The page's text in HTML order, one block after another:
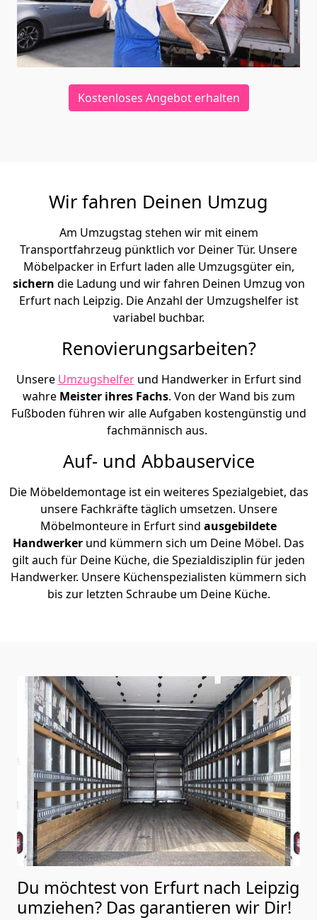
Kostenloses Angebot erhalten
Wir fahren Deinen Umzug
Am Umzugstag stehen wir mit einem
Transportfahrzeug pünktlich vor Deiner Tür. Unsere
Möbelpacker in Erfurt laden alle Umzugsgüter ein,
sichern die Ladung und wir fahren Deinen Umzug von
Erfurt nach Leipzig. Die Anzahl der Umzugshelfer ist
variabel buchbar.
Renovierungsarbeiten?
Unsere Umzugshelferund Handwerker in Erfurt sind
wahre Meister ihres Fachs. Von der Wand bis zum
Fußboden führen wir alle Aufgaben kostengünstig und
fachmännisch aus.
Auf- und Abbauservice
Die Möbeldemontage ist ein weiteres Spezialgebiet, das
unsere Fachkräfte täglich umsetzen. Unsere
Möbelmonteure in Erfurt sind ausgebildete
Handwerker und kümmern sich um Deine Möbel. Das
gilt auch für Deine Küche, die Spezialdisziplin für jeden
Handwerker. Unsere Küchenspezialisten kümmern sich
bis zur letzten Schraube um Deine Küche.
Du möchtest von Erfurt nach Leipzig
umziehen? Das garantieren wir Dir!